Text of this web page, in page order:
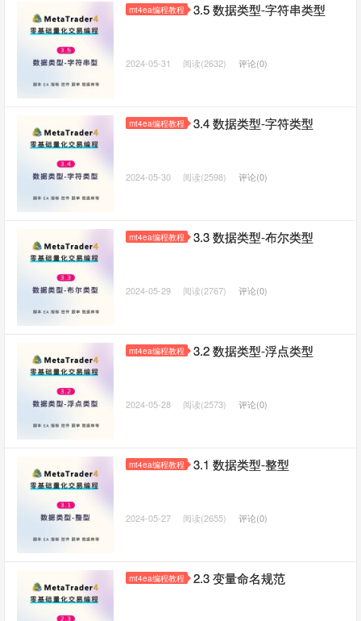
mt4ea编程教程 3.5 数据类型-字符串类型
2024-05-31 阅读(2632) 评论(0)
mt4ea编程教程 3.4 数据类型-字符类型
2024-05-30 阅读(2598) 评论(0)
mt4ea编程教程 3.3 数据类型-布尔类型
2024-05-29 阅读(2767) 评论(0)
mt4ea编程教程 3.2 数据类型-浮点类型
2024-05-28 阅读(2573) 评论(0)
mt4ea编程教程 3.1 数据类型-整型
2024-05-27 阅读(2655) 评论(0)
mt4ea编程教程 2.3 变量命名规范